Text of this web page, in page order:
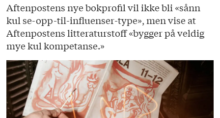
Aftenpostens nye bokprofil vil ikke bli «sånn
kul se-opp-til-influenser-type», men vise at
Aftenpostens litteraturstoff «bygger på veldig
mye kul kompetanse.»